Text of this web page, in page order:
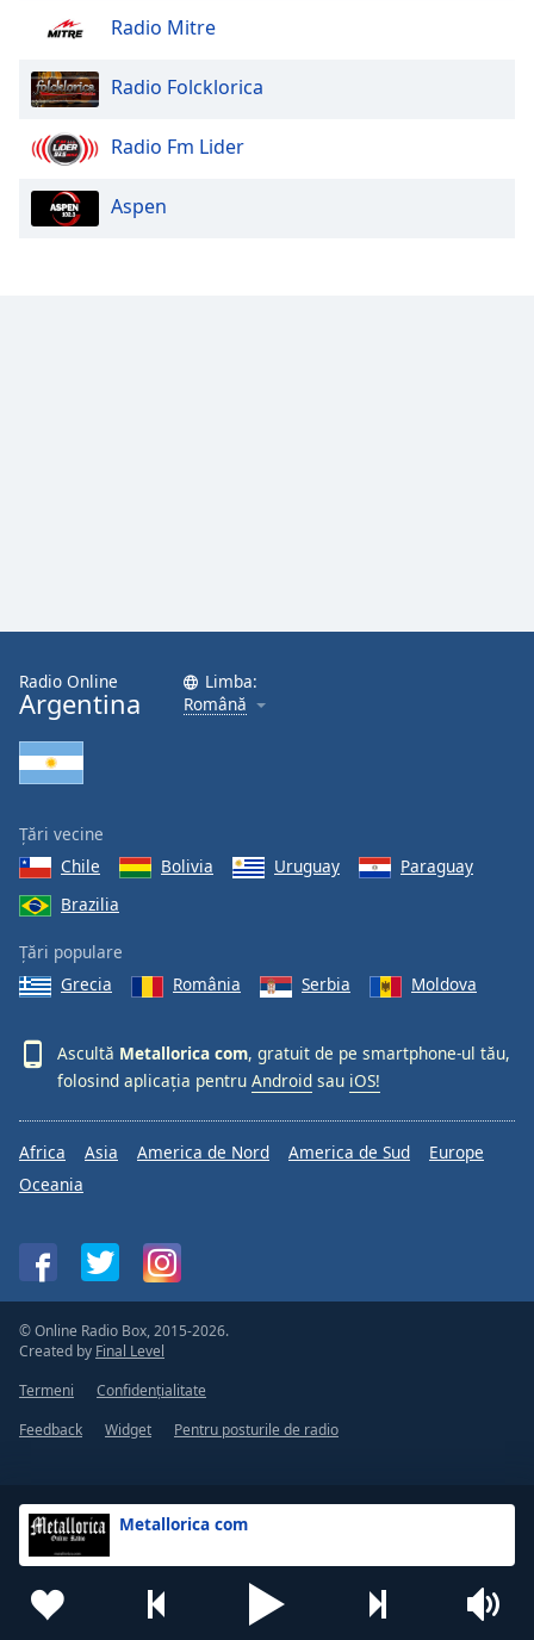
Opacity
Caption
Area
Background
Reset
Done
Close
Modal
Dialog
dialog
window.
Metallorica com
Radio Mitre
Radio Folcklorica
Radio Fm Lider
Aspen
Radio Online
Argentina
Limba:
Română
Țări vecine
Chile
Bolivia Uruguay
Paraguay
Brazilia
Țări populare
Grecia
România Serbia Moldova
Ascultă Metallorica com, gratuit de pe smartphone-ul tău,
folosind aplicația pentru Android sau iOS!
Africa Asia America de Nord America de Sud
Europe
Oceania
© Online Radio Box, 2015-2026.
Created by Final Level
Termeni
Confidențialitate
Feedback
Widget Pentru posturile de radio